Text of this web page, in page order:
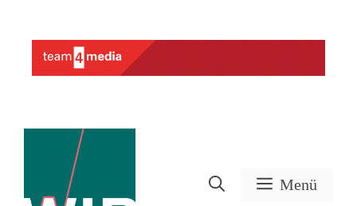
springen
Menü